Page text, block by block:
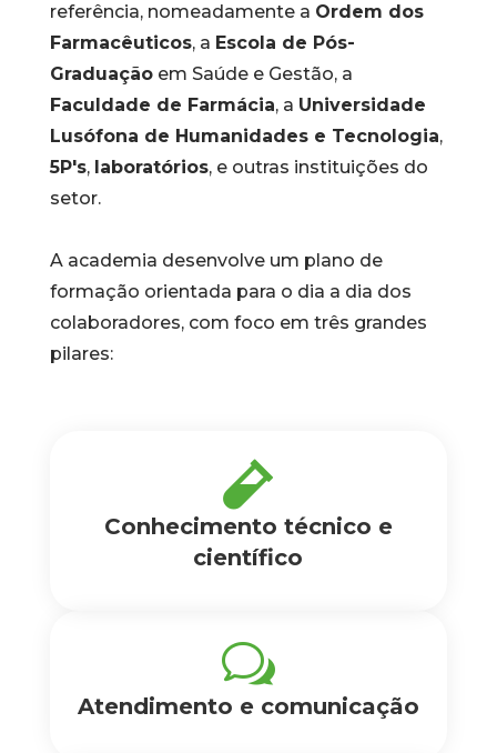
referência, nomeadamente a Ordem dos
Farmacêuticos, a Escola de Pós-
Graduaçãoem Saúde e Gestão, a
Faculdade de Farmácia, a Universidade
Lusófona de Humanidades e Tecnologia,
5P's, laboratórios, e outras instituições do
setor.
A academia desenvolve um plano de
formação orientada para o dia a dia dos
colaboradores, com foco em três grandes
pilares:

Conhecimento técnico e
científico
w
Atendimento e comunicação